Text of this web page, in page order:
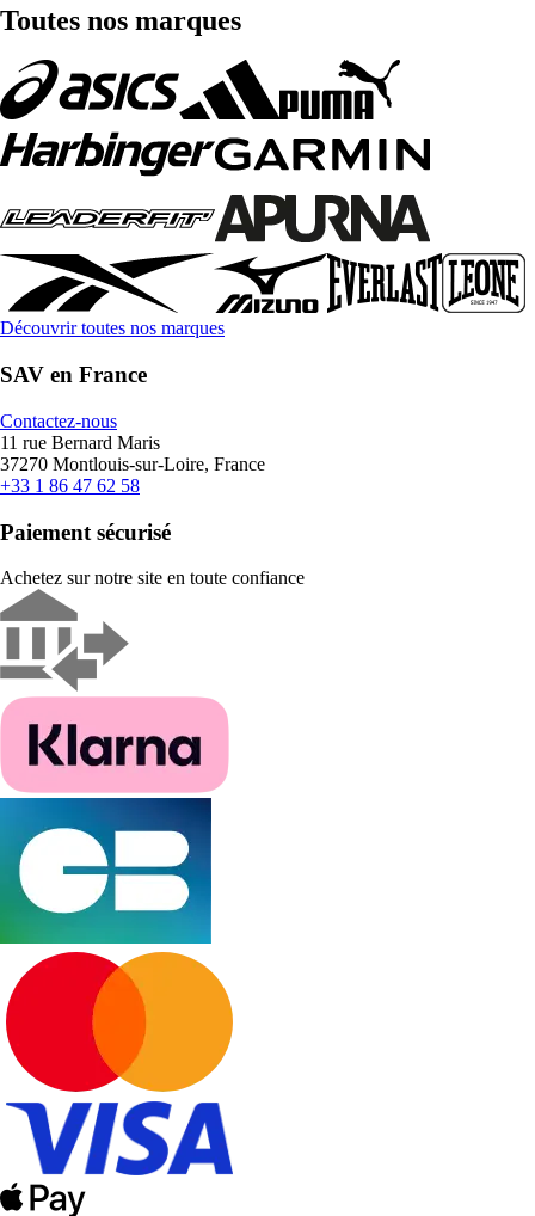
Toutes nos marques
Découvrir toutes nos marques
SAV en France
Contactez-nous
11 rue Bernard Maris
37270 Montlouis-sur-Loire, France
+33 1 86 47 62 58
Paiement sécurisé
Achetez sur notre site en toute confiance